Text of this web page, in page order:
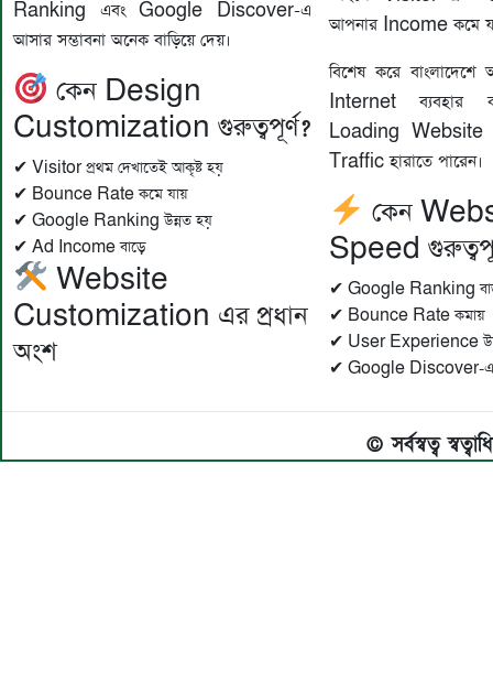
Ranking এবং Google Discover-এ
আসার সম্ভাবনা অনেক বাড়িয়ে দেয়।
কেন Design
Customization গুরুত্বপূর্ণ?
✔ Visitor প্রথম দেখাতেই আকৃষ্ট হয়
✔ Bounce Rate কমে যায়
✔ Google Ranking উন্নত হয়
✔ Ad Income বাড়ে
Website
Customization এর প্রধান
অংশ
আপনার Income কমে
বিশেষ করে
Internet
Loading Website
Traffic হারাতে পারেন।
কেন
Speed
✔ Google Ranking
✔ Bounce Rate কমায়
✔ User Experience
✔ Google Discover-এ
© সর্বস্বত্ব